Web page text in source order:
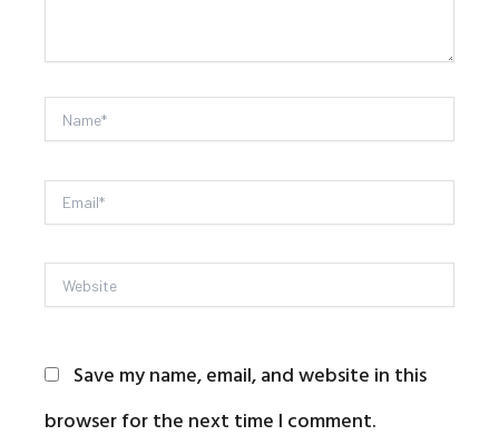
Name*
Email*
Website
Save my name, email, and website in this
browser for the next time I comment.